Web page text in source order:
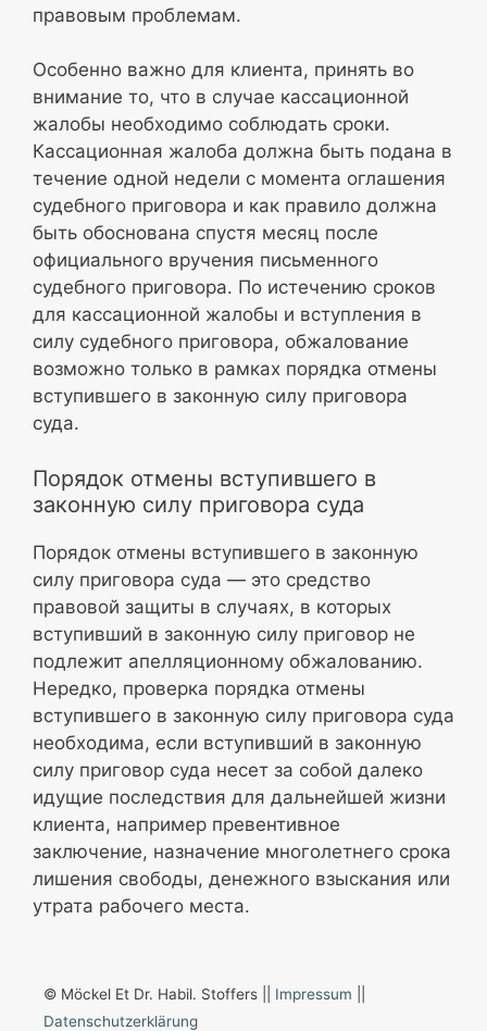
правовым проблемам.
Особенно важно для клиента, принять во
внимание то, что в случае кассационной
жалобы необходимо соблюдать сроки.
Кассационная жалоба должна быть подана в
течение одной недели с момента оглашения
судебного приговора и как правило должна
быть обоснована спустя месяц после
официального вручения письменного
судебного приговора. По истечению сроков
для кассационной жалобы и вступления в
силу судебного приговора, обжалование
возможно только в рамках порядка отмены
вступившего в законную силу приговора
суда.
Порядок отмены вступившего в
законную силу приговора суда
Порядок отмены вступившего в законную
силу приговора суда — это средство
правовой защиты в случаях, в которых
вступивший в законную силу приговор не
подлежит апелляционному обжалованию.
Нередко, проверка порядка отмены
вступившего в законную силу приговора суда
необходима, если вступивший в законную
силу приговор суда несет за собой далеко
идущие последствия для дальнейшей жизни
клиента, например превентивное
заключение, назначение многолетнего срока
лишения свободы, денежного взыскания или
утрата рабочего места.
© Möckel Et Dr. Habil. Stoffers || Impressum
Datenschutzerklärung